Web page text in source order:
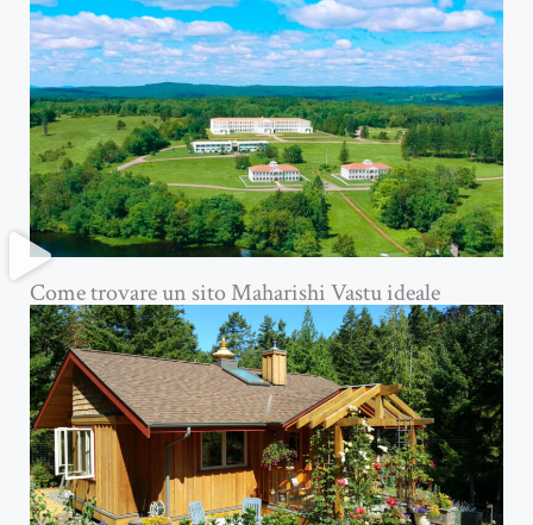
Come trovare un sito Maharishi Vastu ideale